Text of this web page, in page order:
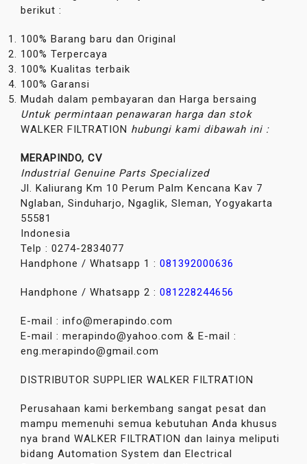
berikut :
100% Barang baru dan Original
100% Terpercaya
100% Kualitas terbaik
100% Garansi
Mudah dalam pembayaran dan Harga bersaing
Untuk permintaan penawaran harga dan stok
WALKER FILTRATION hubungi kami dibawah ini :
MERAPINDO, CV
Industrial Genuine Parts Specialized
Jl. Kaliurang Km 10 Perum Palm Kencana Kav 7
Nglaban, Sinduharjo, Ngaglik, Sleman, Yogyakarta
55581
Indonesia
Telp : 0274-2834077
Handphone / Whatsapp 1 : 081392000636
Handphone / Whatsapp 2 : 081228244656
E-mail : info@merapindo.com
E-mail : merapindo@yahoo.com & E-mail :
eng.merapindo@gmail.com
DISTRIBUTOR SUPPLIER WALKER FILTRATION
Perusahaan kami berkembang sangat pesat dan
mampu memenuhi semua kebutuhan Anda khusus
nya brand WALKER FILTRATION dan lainya meliputi
bidang Automation System dan Electrical